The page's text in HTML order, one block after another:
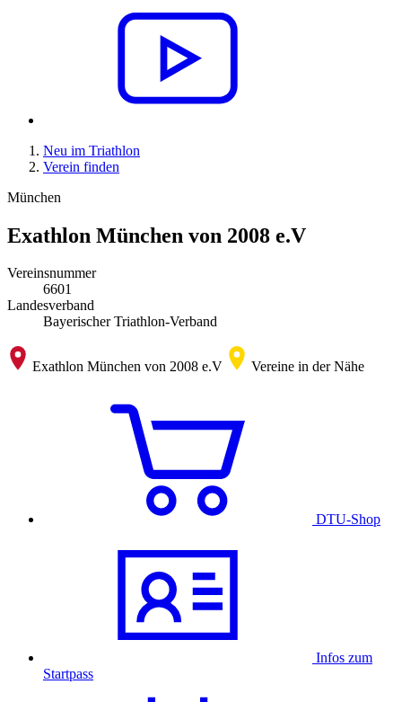
Neu im Triathlon
Verein finden
München
Exathlon München von 2008 e.V
Vereinsnummer
6601
Landesverband
Bayerischer Triathlon-Verband
Exathlon München von 2008 e.V Vereine in der Nähe
DTU-Shop
Infos zum
Startpass